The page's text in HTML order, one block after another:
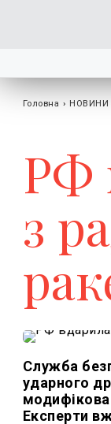
Головна › НОВИНИ
РФ
з
Служба
ударного
Експерти